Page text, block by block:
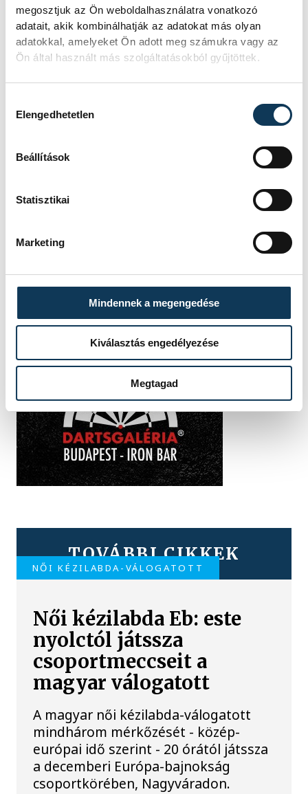
megosztjuk az Ön weboldalhasználatra vonatkozó
adatait, akik kombinálhatják az adatokat más olyan
adatokkal, amelyeket Ön adott meg számukra vagy az
Ön által használt más szolgáltatásokból gyűjtöttek.
Elengedhetetlen
Beállítások
Statisztikai
Marketing
Mindennek a megengedése
Kiválasztás engedélyezése
Megtagad
TOVÁBBI CIKKEK
NŐI KÉZILABDA-VÁLOGATOTT
Női kézilabda Eb: este
nyolctól játssza
csoportmeccseit a
magyar válogatott
A magyar női kézilabda-válogatott
mindhárom mérkőzését - közép-
európai idő szerint - 20 órától játssza
a decemberi Európa-bajnokság
csoportkörében, Nagyváradon.